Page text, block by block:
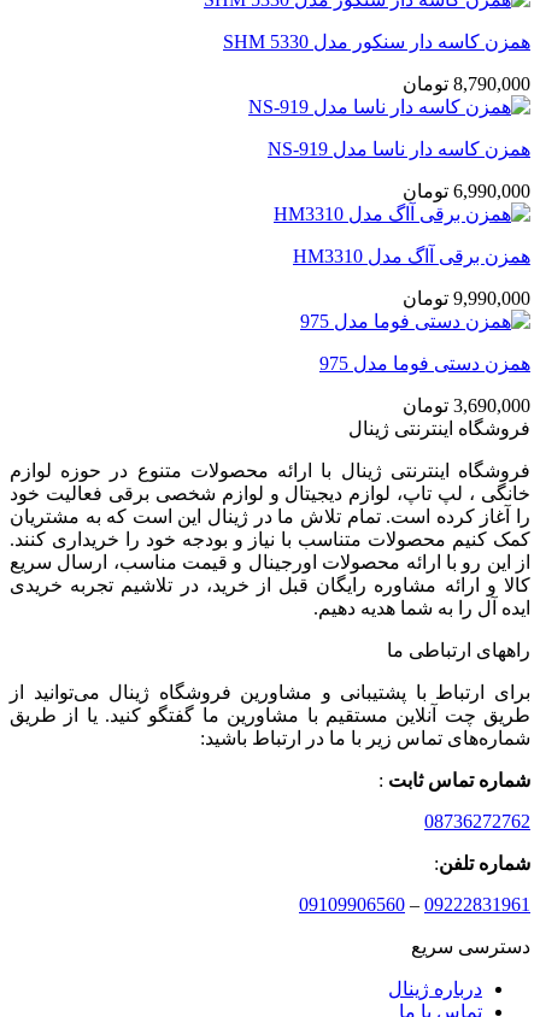
همزن کاسه دار سنکور مدل SHM 5330
8,790,000 تومان
همزن کاسه دار ناسا مدل NS-919
6,990,000 تومان
همزن برقی آاگ مدل HM3310
9,990,000 تومان
همزن دستی فوما مدل 975
3,690,000 تومان
فروشگاه اینترنتی ژینال
فروشگاه اینترنتی ژینال با ارائه محصولات متنوع در حوزه لوازم
خانگی ، لپ تاپ، لوازم دیجیتال و لوازم شخصی برقی فعالیت خود
را آغاز کرده است. تمام تلاش ما در ژینال این است که به مشتریان
کمک کنیم محصولات متناسب با نیاز و بودجه خود را خریداری کنند.
از این رو با ارائه محصولات اورجینال و قیمت مناسب، ارسال سریع
کالا و ارائه مشاوره رایگان قبل از خرید، در تلاشیم تجربه خریدی
ایده آل را به شما هدیه دهیم.
راههای ارتباطی ما
برای ارتباط با پشتیبانی و مشاورین فروشگاه ژینال می‌توانید از
طریق چت آنلاین مستقیم با مشاورین ما گفتگو کنید. یا از طریق
شماره‌های تماس زیر با ما در ارتباط باشید:
شماره تماس ثابت :
08736272762
شماره تلفن:
09222831961
–
09109906560
دسترسی سریع
درباره ژینال
تماس با ما